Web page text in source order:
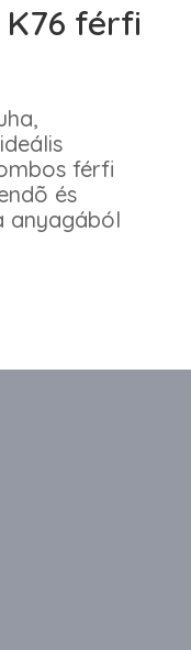
K76 férfi
férfi
és
anyagából